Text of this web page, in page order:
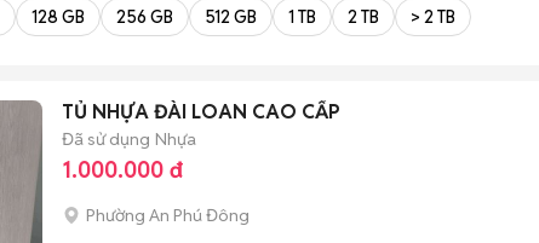
128 GB 256 GB 512 GB 1 TB 2 TB > 2 TB
TỦ NHỰA ĐÀI LOAN CAO CẤP
Đã sử dụng Nhựa
1.000.000 đ
Phường An Phú Đông